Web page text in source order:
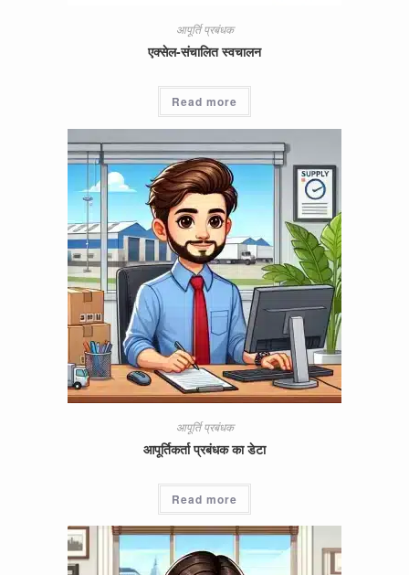
आपूर्ति प्रबंधक
एक्सेल-संचालित स्वचालन
Read more
आपूर्ति प्रबंधक
आपूर्तिकर्ता प्रबंधक का डेटा
Read more